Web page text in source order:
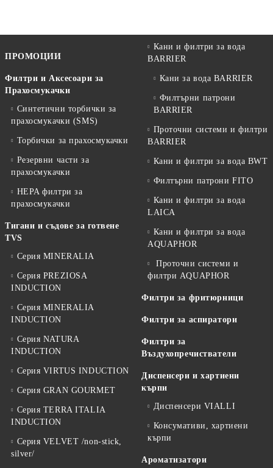
ПРОМОЦИИ
Филтри и Аксесоари за
Прахосмукачки
Синтетични торбички за
прахосмукачки (SMS)
Торбички за прахосмукачки
Резервни части за
прахосмукачки
HEPA филтри за
прахосмукачки
Тигани и съдове за готвене
TVS
Серия MINERALIA
Серия PREZIOSA
INDUCTION
Серия MINERALIA
INDUCTION
Серия NATURA
INDUCTION
Серия VIRTUS INDUCTION
Серия GRAN GOURMET
Серия TERRA ITALIA
INDUCTION
Серия VELVET /non-stick,
silver/
Кани и филтри за вода
BARRIER
Кани за вода BARRIER
Филтърни патрони
BARRIER
Проточни системи и филтри
BARRIER
Кани и филтри за вода BWT
Филтърни патрони FITO
Кани и филтри за вода
LAICA
Кани и филтри за вода
AQUAPHOR
Проточни системи и
филтри AQUAPHOR
Филтри за фритюрници
Филтри за аспиратори
Филтри за
Въздухопречистватели
Диспенсери и хартиени
кърпи
Диспенсери VIALLI
Консумативи, хартиени
кърпи
Ароматизатори